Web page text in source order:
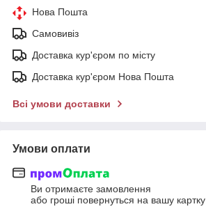
Нова Пошта
Самовивіз
Доставка кур'єром по місту
Доставка кур'єром Нова Пошта
Всі умови доставки
Умови оплати
Ви отримаєте замовлення
або гроші повернуться на вашу картку